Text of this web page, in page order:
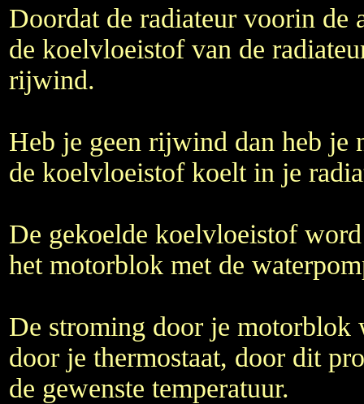
Doordat de radiateur voorin de
de koelvloeistof van de
rijwind.
Heb je geen rijwind dan heb je
de koelvloeistof koelt in je
De gekoelde koelvloeistof
het motorblok met de
De stroming door je motorblok
door je thermostaat, door dit
de gewenste temperatuur.